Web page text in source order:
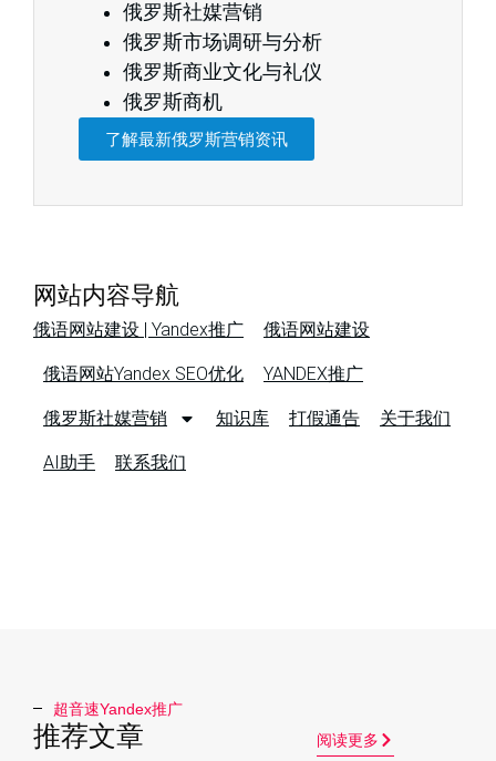
俄罗斯社媒营销
俄罗斯市场调研与分析
俄罗斯商业文化与礼仪
俄罗斯商机
了解最新俄罗斯营销资讯
网站内容导航
俄语网站建设 | Yandex推广 俄语网站建设
俄语网站Yandex SEO优化 YANDEX推广
俄罗斯社媒营销 知识库 打假通告 关于我们
AI助手 联系我们
超音速Yandex推广​
推荐文章 阅读更多